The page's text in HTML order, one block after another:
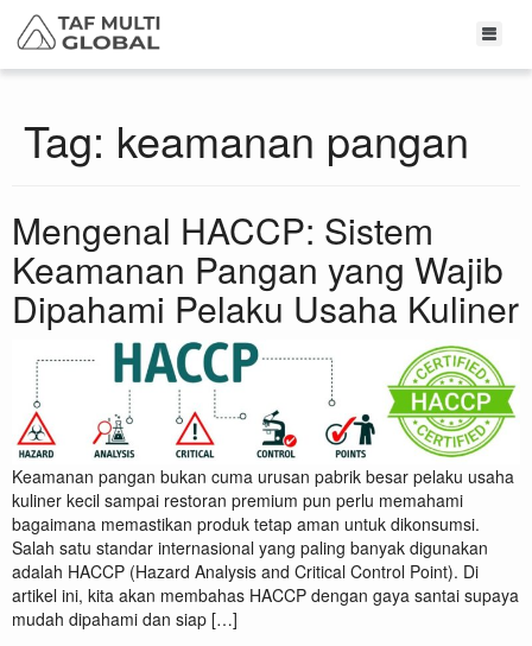
Tag: keamanan pangan
Mengenal HACCP: Sistem
Keamanan Pangan yang Wajib
Dipahami Pelaku Usaha Kuliner
Keamanan pangan bukan cuma urusan pabrik besar pelaku usaha
kuliner kecil sampai restoran premium pun perlu memahami
bagaimana memastikan produk tetap aman untuk dikonsumsi.
Salah satu standar internasional yang paling banyak digunakan
adalah HACCP (Hazard Analysis and Critical Control Point). Di
artikel ini, kita akan membahas HACCP dengan gaya santai supaya
mudah dipahami dan siap […]